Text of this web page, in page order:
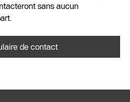
sans aucun
de contact